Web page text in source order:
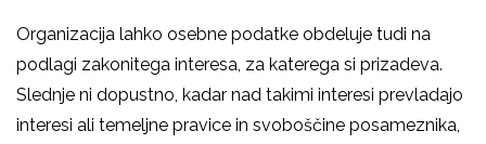
Organizacija lahko osebne podatke obdeluje tudi na
podlagi zakonitega interesa, za katerega si prizadeva.
Slednje ni dopustno, kadar nad takimi interesi prevladajo
interesi ali temeljne pravice in svoboščine posameznika,